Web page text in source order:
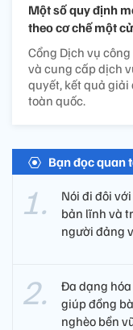
Một số quy định
theo cơ chế một
Cổng Dịch vụ
và cung cấp dịch
quyết, kết quả
toàn quốc.
Bạn đọc quan
Nói đi đôi
bản lĩnh và
người đảng
Đa dạng
giúp đồng
nghèo bền